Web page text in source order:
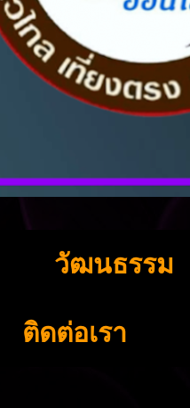
วัฒนธรรม
ติดต่อเรา